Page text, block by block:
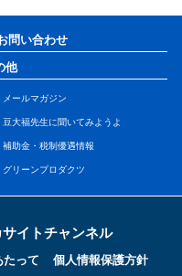
問い合わせ
他
メールマガジン
豆大福先生に聞いてみようよ
補助金・税制優遇情報
グリーンプロダクツ
イトチャンネル
たって
個人情報保護方針